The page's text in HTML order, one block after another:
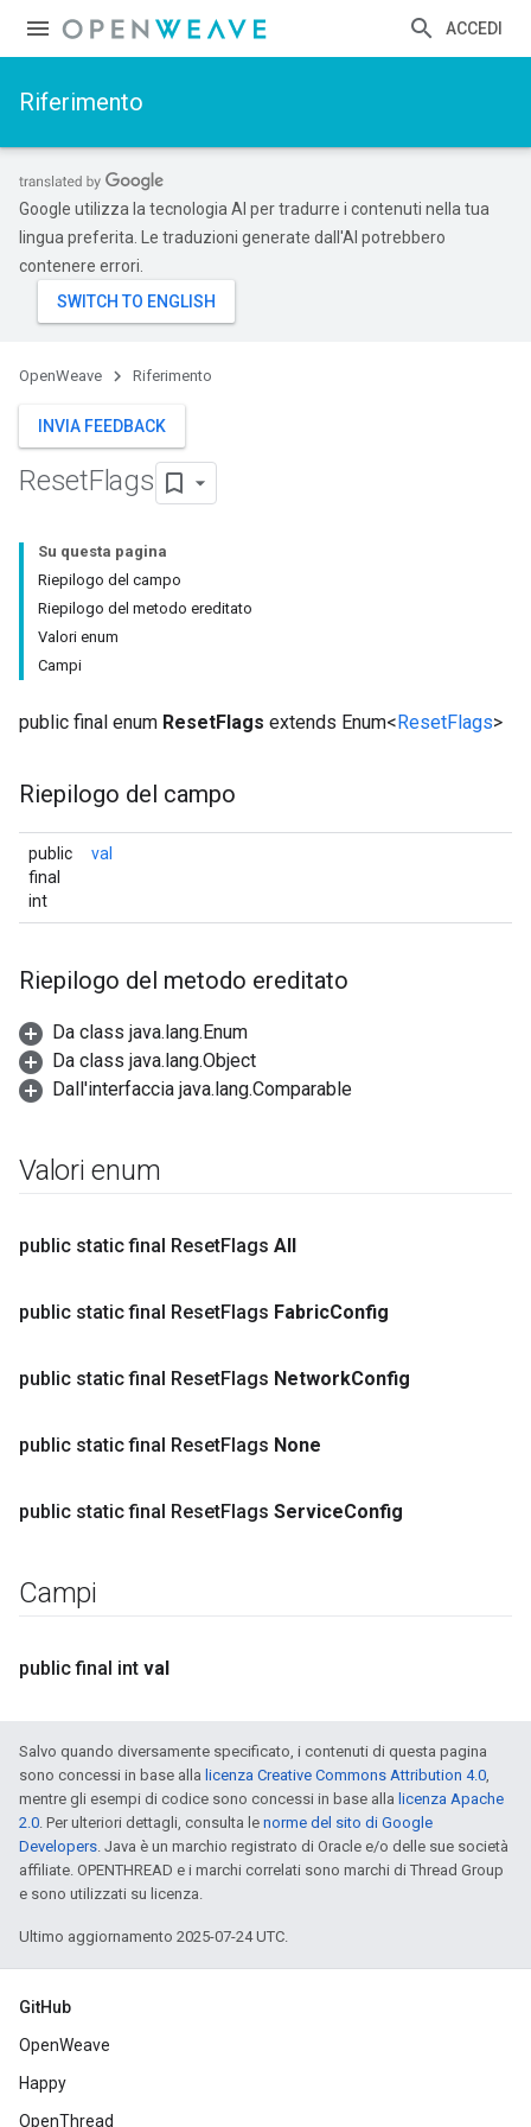
ACCEDI
Riferimento
Google utilizza la tecnologia AI per tradurre i contenuti nella tua
lingua preferita. Le traduzioni generate dall'AI potrebbero
contenere errori.
OpenWeave Riferimento
INVIA FEEDBACK
ResetFlags
Su questa pagina
Riepilogo del campo
Riepilogo del metodo ereditato
Valori enum
Campi
public final enum ResetFlags extends Enum<ResetFlags>
Riepilogo del campo
public
final
int
val
Riepilogo del metodo ereditato
Da class java.lang.Enum
Da class java.lang.Object
Dall'interfaccia java.lang.Comparable
Valori enum
public static final ResetFlags All
public static final ResetFlags FabricConfig
public static final ResetFlags NetworkConfig
public static final ResetFlags None
public static final ResetFlags ServiceConfig
Campi
public final int val
Salvo quando diversamente specificato, i contenuti di questa pagina
sono concessi in base alla licenza Creative Commons Attribution 4.0,
mentre gli esempi di codice sono concessi in base alla licenza Apache
2.0. Per ulteriori dettagli, consulta le norme del sito di Google
Developers. Java è un marchio registrato di Oracle e/o delle sue società
affiliate. OPENTHREAD e i marchi correlati sono marchi di Thread Group
e sono utilizzati su licenza.
Ultimo aggiornamento 2025-07-24 UTC.
GitHub
OpenWeave
Happy
OpenThread